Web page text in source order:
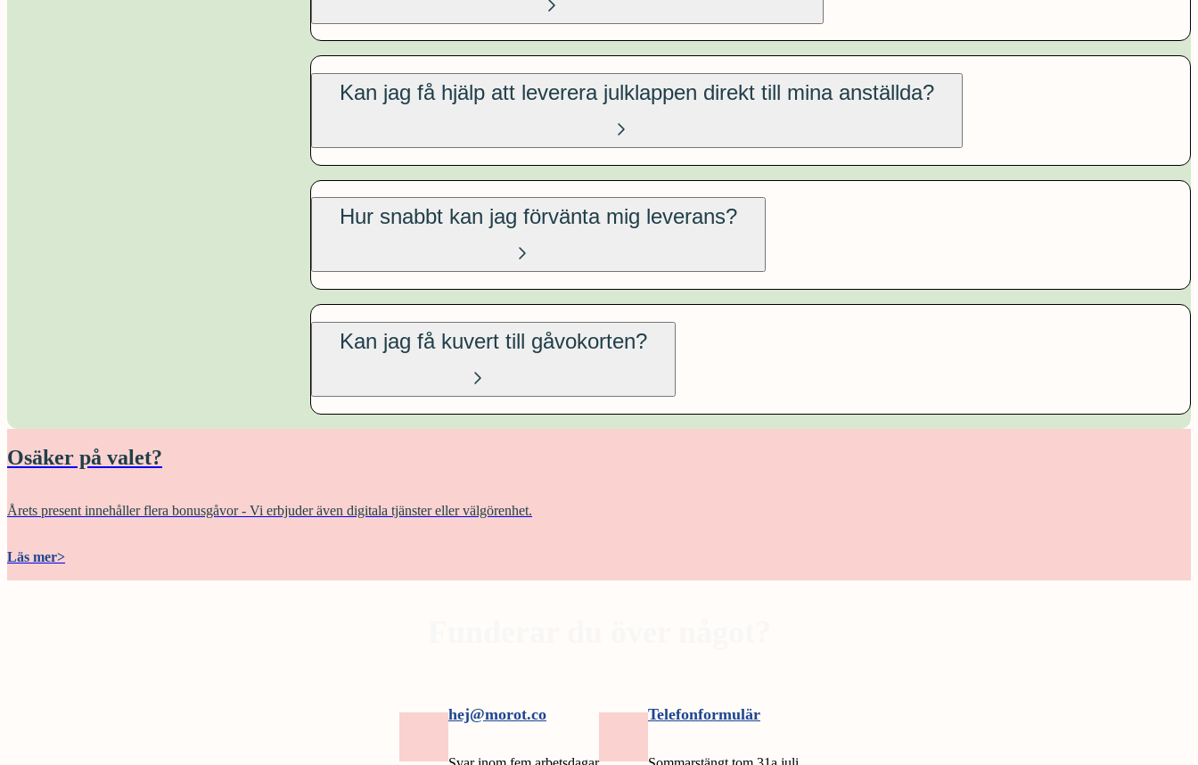
Kan jag få hjälp att leverera julklappen direkt till mina anställda?
Hur snabbt kan jag förvänta mig leverans?
Kan jag få kuvert till gåvokorten?
Osäker på valet?
Årets present innehåller flera bonusgåvor - Vi erbjuder även digitala tjänster eller välgörenhet.
Läs mer>
hej@morot.co Telefonformulär